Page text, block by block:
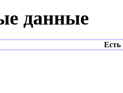
данные
Есть